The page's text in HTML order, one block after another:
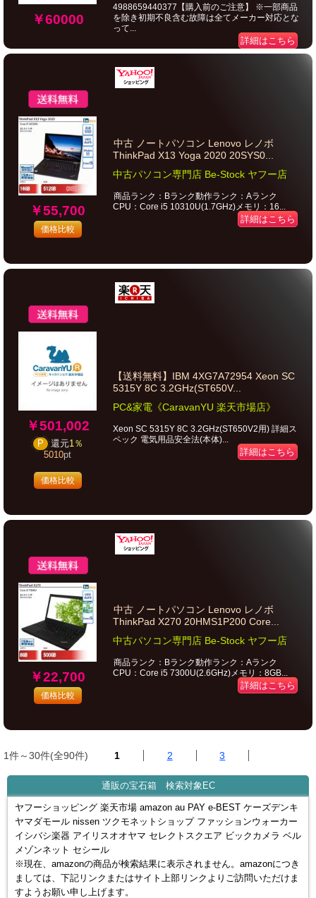
￥60000
4988659440377【購入前のご注意】 ※一部商品
を除き初期不良含む故障は全てメーカー対応とな
って...
詳細はこちら
￥55,700
価格比較
中古 ノートパソコン Lenovo レノボ
ThinkPad X13 Yoga 2020 20SYS0...
中古パソコン専門店 Be-Stock ヤフー店
商品ランク：Bランク動作ランク：Aランク
CPU：Core i5 10310U(1.7GHz)メモリ：16...
詳細はこちら
￥501,002
P 還元1％
5010pt
価格比較
【送料無料】IBM 4XG7A72954 Xeon SC
5315Y 8C 3.2GHz(ST650V...
PC&家電《CaravanYU 楽天市場店》
Xeon SC 5315Y 8C 3.2GHz(ST650V2用) 詳細ス
ペック 電気用品安全法(本体)...
詳細はこちら
￥22,700
価格比較
中古 ノートパソコン Lenovo レノボ
ThinkPad X270 20HMS1P200 Core...
中古パソコン専門店 Be-Stock ヤフー店
商品ランク：Bランク動作ランク：Aランク
CPU：Core i5 7300U(2.6GHz)メモリ：8GB...
詳細はこちら
1件～30件(全90件) 1 2 3
通販の宝石箱 検索対象EC
ヤフーショッピング 楽天市場 amazon au PAY e-BEST ケーズデンキ
ヤマダモール nissen ツクモネットショップ ファッションウォーカー
イシバシ楽器 アイリスオオヤマ セレクトスクエア ビックカメラ ベル
メゾンネット セシール
※現在、amazonの商品が検索結果に表示されません。amazonにつき
ましては、下記リンクまたはサイト上部リンクよりご訪問いただけま
すようお願い申し上げます。